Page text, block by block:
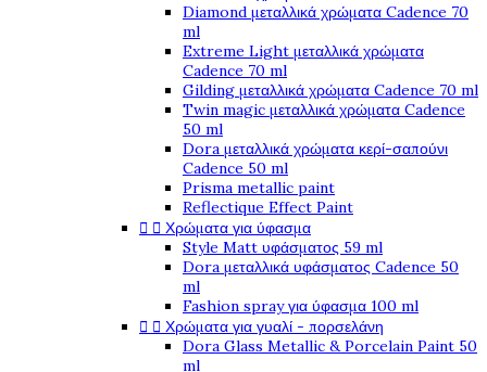
Diamond μεταλλικά χρώματα Cadence 70
ml
Extreme Light μεταλλικά χρώματα
Cadence 70 ml
Gilding μεταλλικά χρώματα Cadence 70 ml
Twin magic μεταλλικά χρώματα Cadence
50 ml
Dora μεταλλικά χρώματα κερί-σαπούνι
Cadence 50 ml
Prisma metallic paint
Reflectique Effect Paint
  Χρώματα για ύφασμα
Style Matt υφάσματος 59 ml
Dora μεταλλικά υφάσματος Cadence 50
ml
Fashion spray για ύφασμα 100 ml
  Χρώματα για γυαλί - πορσελάνη
Dora Glass Metallic & Porcelain Paint 50
ml